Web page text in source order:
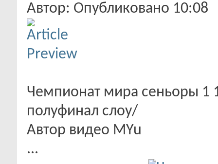
Автор: Опубликовано
Чемпионат мира сеньоры 1
полуфинал слоу/
Автор видео MYu
...